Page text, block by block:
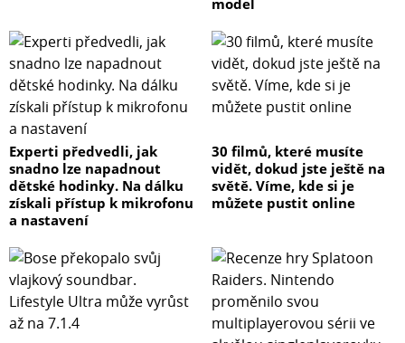
Experti předvedli, jak
snadno lze napadnout
dětské hodinky. Na dálku
získali přístup k mikrofonu
a nastavení
30 filmů, které musíte
vidět, dokud jste ještě na
světě. Víme, kde si je
můžete pustit online